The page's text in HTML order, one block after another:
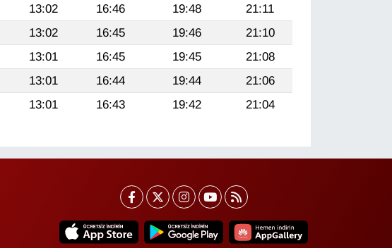
13:02 16:46 19:48
21:11
13:02 16:45 19:46
21:10
13:01 16:45 19:45
21:08
13:01 16:44 19:44
21:06
13:01 16:43 19:42 21:04